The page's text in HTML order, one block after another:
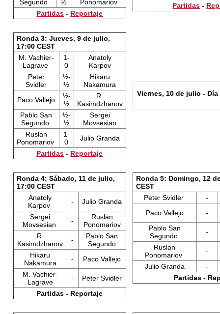
Segundo
½
Ponomariov
Partidas - Reportaje
Partidas -
Ronda 3: Jueves, 9 de julio,
17:00 CEST
M. Vachier-
Lagrave
1-
0
Anatoly
Karpov
Peter
Svidler
½-
½
Hikaru
Nakamura
Paco Vallejo
½-
½
R.
Kasimdzhanov
Pablo San
Segundo
½-
½
Sergei
Movsesian
Ruslan
Ponomariov
1-
0
Julio Granda
Partidas - Reportaje
Viernes, 10 de julio -
Ronda 4: Sábado, 11 de julio,
17:00 CEST
Anatoly
Karpov
-
Julio Granda
Sergei
Movsesian
-
Ruslan
Ponomariov
R.
Kasimdzhanov
-
Pablo San
Segundo
Hikaru
Nakamura
-
Paco Vallejo
M. Vachier-
Lagrave
-
Peter Svidler
Partidas - Reportaje
Ronda 5: Domingo, 12
CEST
Peter Svidler
-
Paco Vallejo
-
Pablo San
Segundo
-
Ruslan
Ponomariov
-
Julio Granda
-
Partidas -